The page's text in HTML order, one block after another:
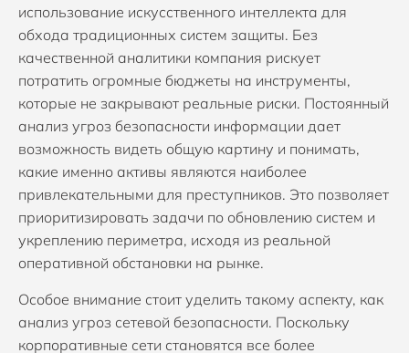
использование искусственного интеллекта для
обхода традиционных систем защиты. Без
качественной аналитики компания рискует
потратить огромные бюджеты на инструменты,
которые не закрывают реальные риски. Постоянный
анализ угроз безопасности информации дает
возможность видеть общую картину и понимать,
какие именно активы являются наиболее
привлекательными для преступников. Это позволяет
приоритизировать задачи по обновлению систем и
укреплению периметра, исходя из реальной
оперативной обстановки на рынке.
Особое внимание стоит уделить такому аспекту, как
анализ угроз сетевой безопасности. Поскольку
корпоративные сети становятся все более